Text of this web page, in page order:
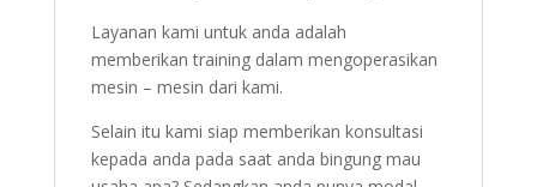
Layanan kami untuk anda adalah
memberikan training dalam mengoperasikan
mesin – mesin dari kami.
Selain itu kami siap memberikan konsultasi
kepada anda pada saat anda bingung mau